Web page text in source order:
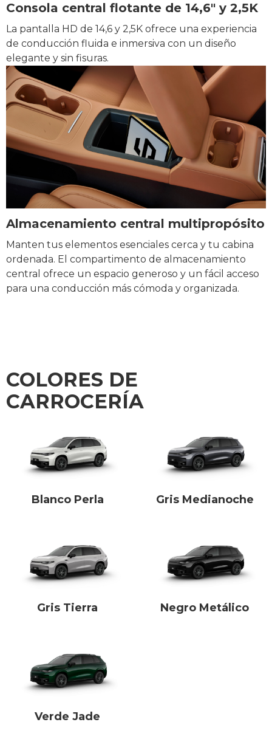
Consola central flotante de 14,6" y 2,5K
La pantalla HD de 14,6 y 2,5K ofrece una experiencia
de conducción fluida e inmersiva con un diseño
elegante y sin fisuras.
Almacenamiento central multipropósito
Manten tus elementos esenciales cerca y tu cabina
ordenada. El compartimento de almacenamiento
central ofrece un espacio generoso y un fácil acceso
para una conducción más cómoda y organizada.
COLORES DE
CARROCERÍA
Blanco Perla Gris Medianoche
Gris Tierra Negro Metálico
Verde Jade